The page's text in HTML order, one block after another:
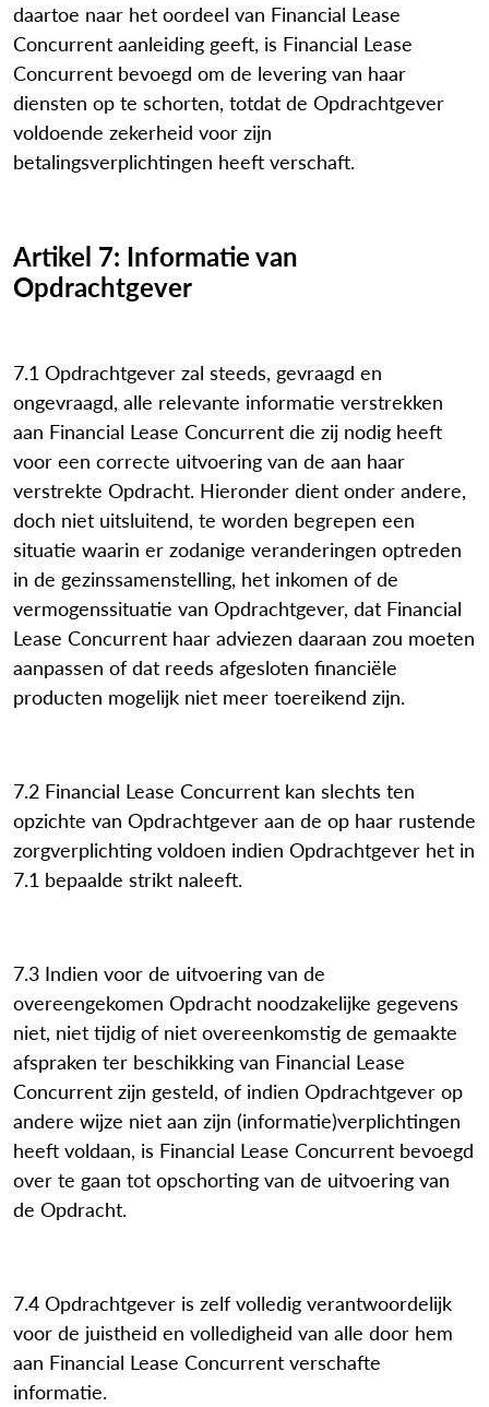
daartoe naar het oordeel van Financial Lease
Concurrent aanleiding geeft, is Financial Lease
Concurrent bevoegd om de levering van haar
diensten op te schorten, totdat de Opdrachtgever
voldoende zekerheid voor zijn
betalingsverplichtingen heeft verschaft.
Artikel 7: Informatie van
Opdrachtgever
7.1 Opdrachtgever zal steeds, gevraagd en
ongevraagd, alle relevante informatie verstrekken
aan Financial Lease Concurrent die zij nodig heeft
voor een correcte uitvoering van de aan haar
verstrekte Opdracht. Hieronder dient onder andere,
doch niet uitsluitend, te worden begrepen een
situatie waarin er zodanige veranderingen optreden
in de gezinssamenstelling, het inkomen of de
vermogenssituatie van Opdrachtgever, dat Financial
Lease Concurrent haar adviezen daaraan zou moeten
aanpassen of dat reeds afgesloten financiële
producten mogelijk niet meer toereikend zijn.
7.2 Financial Lease Concurrent kan slechts ten
opzichte van Opdrachtgever aan de op haar rustende
zorgverplichting voldoen indien Opdrachtgever het in
7.1 bepaalde strikt naleeft.
7.3 Indien voor de uitvoering van de
overeengekomen Opdracht noodzakelijke gegevens
niet, niet tijdig of niet overeenkomstig de gemaakte
afspraken ter beschikking van Financial Lease
Concurrent zijn gesteld, of indien Opdrachtgever op
andere wijze niet aan zijn (informatie)verplichtingen
heeft voldaan, is Financial Lease Concurrent bevoegd
over te gaan tot opschorting van de uitvoering van
de Opdracht.
7.4 Opdrachtgever is zelf volledig verantwoordelijk
voor de juistheid en volledigheid van alle door hem
aan Financial Lease Concurrent verschafte
informatie.